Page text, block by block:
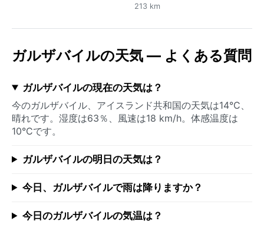
213 km
ガルザバイルの天気 — よくある質問
ガルザバイルの現在の天気は？
今のガルザバイル、アイスランド共和国の天気は14°C、
晴れです。湿度は63％、風速は18 km/h。体感温度は
10°Cです。
ガルザバイルの明日の天気は？
今日、ガルザバイルで雨は降りますか？
今日のガルザバイルの気温は？